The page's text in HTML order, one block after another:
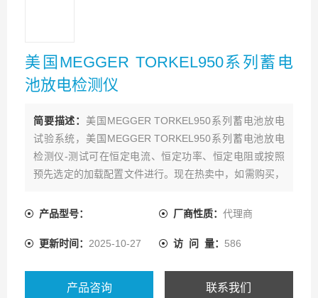
美国MEGGER TORKEL950系列蓄电
池放电检测仪
简要描述： 美国MEGGER TORKEL950系列蓄电池放电
试验系统，美国MEGGER TORKEL950系列蓄电池放电
检测仪-测试可在恒定电流、恒定功率、恒定电阻或按照
预先选定的加载配置文件进行。现在热卖中，如需购买，
产品型号：
厂商性质： 代理商
更新时间： 2025-10-27 访 问 量： 586
产品咨询 联系我们